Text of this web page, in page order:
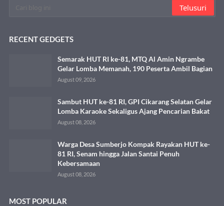
RECENT GEDGETS
Semarak HUT RI ke-81, MTQ Al Amin Ngrambe
Gelar Lomba Memanah, 190 Peserta Ambil Bagian
August 09, 2026
Sambut HUT ke-81 RI, GPI Cikarang Selatan Gelar
Lomba Karaoke Sekaligus Ajang Pencarian Bakat
August 08, 2026
Warga Desa Sumberjo Kompak Rayakan HUT ke-
81 RI, Senam hingga Jalan Santai Penuh
Kebersamaan
August 08, 2026
MOST POPULAR